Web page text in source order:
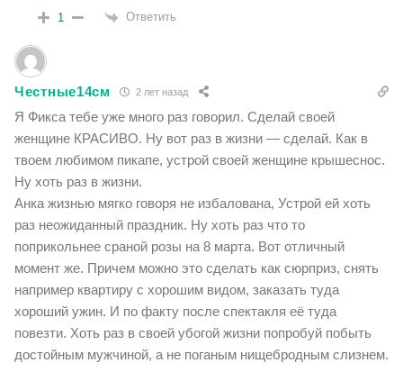
1 Ответить
Честные14см 2 лет назад
Я Фикса тебе уже много раз говорил. Сделай своей
женщине КРАСИВО. Ну вот раз в жизни — сделай. Как в
твоем любимом пикапе, устрой своей женщине крышеснос.
Ну хоть раз в жизни.
Анка жизнью мягко говоря не избалована, Устрой ей хоть
раз неожиданный праздник. Ну хоть раз что то
поприкольнее сраной розы на 8 марта. Вот отличный
момент же. Причем можно это сделать как сюрприз, снять
например квартиру с хорошим видом, заказать туда
хороший ужин. И по факту после спектакля её туда
повезти. Хоть раз в своей убогой жизни попробуй побыть
достойным мужчиной, а не поганым нищебродным слизнем.